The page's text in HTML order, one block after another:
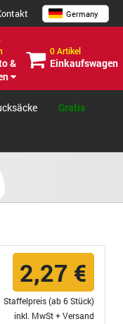
Germany
&
0 Artikel
Einkaufswagen
Gratis
2,27 €
Staffelpreis (ab 6 Stück)
inkl. MwSt +Versand